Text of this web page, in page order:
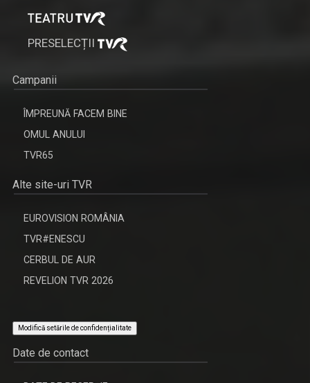
PRESELECȚII
Campanii
ÎMPREUNĂ FACEM BINE
OMUL ANULUI
TVR65
Alte site-uri TVR
EUROVISION ROMÂNIA
TVR#ENESCU
CERBUL DE AUR
REVELION TVR 2026
Modifică setările de confidențialitate
Date de contact